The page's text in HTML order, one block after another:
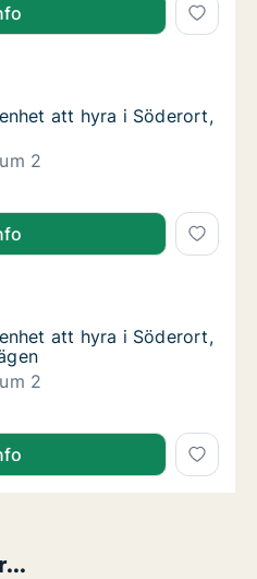
att hyra i Söderort,
i Söderort, Sunneplan
att hyra i Söderort,
att hyra i Söderort,
2
att hyra i Söderort,
att hyra i Söderort,
i Söderort,
att hyra i Söderort,
att hyra i Söderort,
2
att hyra i Söderort,